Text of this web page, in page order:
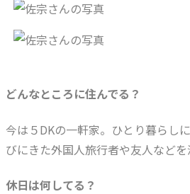
どんなところに住んでる？
今は５DKの一軒家。ひとり暮らし
びにきた外国人旅行者や友人などを
休日は何してる？